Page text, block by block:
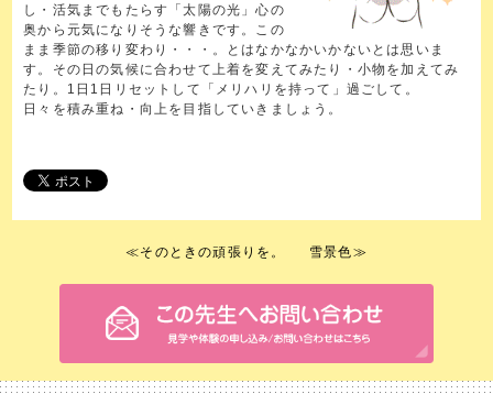
し・活気までもたらす「太陽の光」心の
奥から元気になりそうな響きです。この
まま季節の移り変わり・・・。とはなかなかいかないとは思いま
す。その日の気候に合わせて上着を変えてみたり・小物を加えてみ
たり。1日1日リセットして「メリハリを持って」過ごして。
日々を積み重ね・向上を目指していきましょう。
≪そのときの頑張りを。 雪景色≫